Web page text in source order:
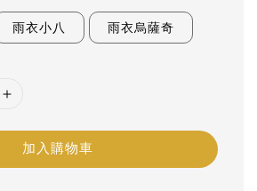
雨衣小八 雨衣烏薩奇
加入購物車